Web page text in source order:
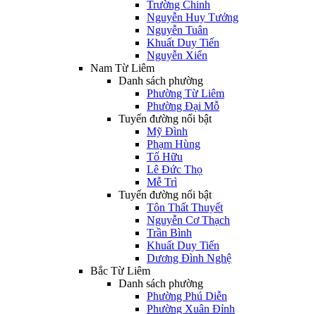
Trường Chinh
Nguyễn Huy Tưởng
Nguyễn Tuân
Khuất Duy Tiến
Nguyễn Xiển
Nam Từ Liêm
Danh sách phường
Phường Từ Liêm
Phường Đại Mỗ
Tuyến đường nổi bật
Mỹ Đình
Phạm Hùng
Tố Hữu
Lê Đức Thọ
Mễ Trì
Tuyến đường nổi bật
Tôn Thất Thuyết
Nguyễn Cơ Thạch
Trần Bình
Khuất Duy Tiến
Dương Đình Nghệ
Bắc Từ Liêm
Danh sách phường
Phường Phú Diễn
Phường Xuân Đỉnh